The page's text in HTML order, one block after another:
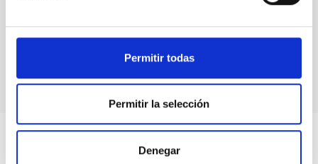
Permitir todas
Permitir la selección
Denegar